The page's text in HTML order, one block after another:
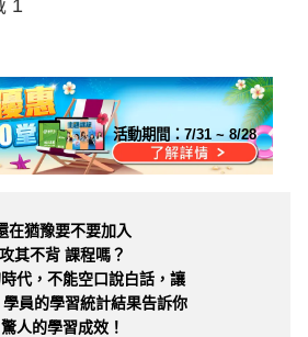
活動期間：7/31 ~ 8/28
在猶豫要不要加入
攻其不背 課程嗎？
代，不能空口說白話，讓
員的學習統計結果告訴你
驚人的學習成效！